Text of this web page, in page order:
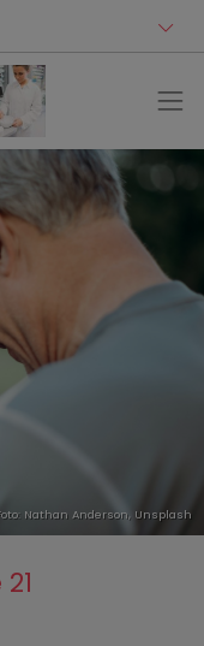
Nathan Anderson, Unsplash